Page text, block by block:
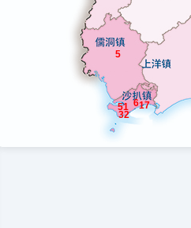
5
617
32
51